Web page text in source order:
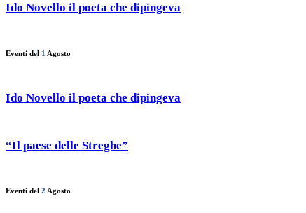
Ido Novello il poeta che dipingeva
Eventi del 1 Agosto
Ido Novello il poeta che dipingeva
“Il paese delle Streghe”
Eventi del 2 Agosto